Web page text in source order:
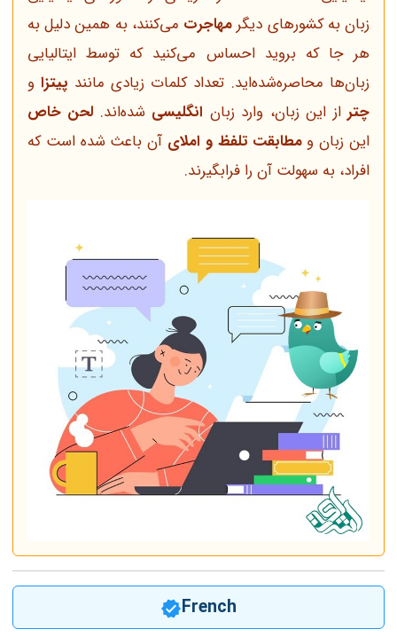
زبان به کشورهای دیگرمهاجرت می‌کنند، به همین دلیل به
هر جا که بروید احساس می‌کنید که توسط ایتالیایی
زبان‌ها محاصره‌شده‌اید. تعداد کلمات زیادی مانند پیتزا و
چتراز این زبان، وارد زبان انگلیسی شده‌اند. لحن خاص
این زبان و مطابقت تلفظ و املای آن باعث شده است که
افراد، به سهولت آن را فرابگیرند.
French